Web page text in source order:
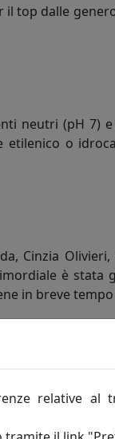
top dalle
neutri (pH 7)
o
Cinzia
è
in breve
pratico in più
curvilinee,
i memi,
e
relative al